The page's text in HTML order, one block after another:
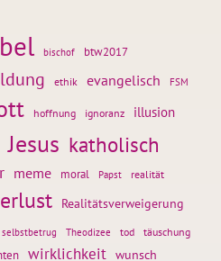
bischof btw2017
ethik evangelisch FSM
hoffnung ignoranz illusion
Jesus katholisch
meme moral Papst realität
Realitätsverweigerung
selbstbetrug Theodizee tod täuschung
wirklichkeit wunsch